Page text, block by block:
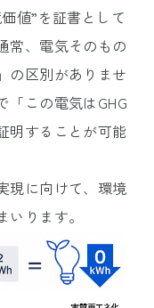
値”を証書として
常、電気そのもの
の区別がありませ
「この電気はGHG
明することが可能
現に向けて、環境
ります。